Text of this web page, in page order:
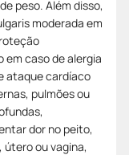
peso. Além disso,
moderada em
caso de alergia
ataque cardíaco
pulmões ou
dor no peito,
ou vagina,